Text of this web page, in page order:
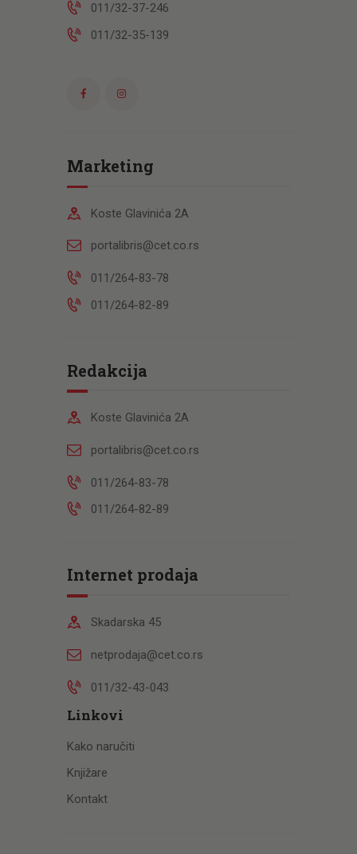
011/32-37-246
011/32-35-139
Marketing
Koste Glavinića 2A
portalibris@cet.co.rs
011/264-83-78
011/264-82-89
Redakcija
Koste Glavinića 2A
portalibris@cet.co.rs
011/264-83-78
011/264-82-89
Internet prodaja
Skadarska 45
netprodaja@cet.co.rs
011/32-43-043
Linkovi
Kako naručiti
Knjižare
Kontakt